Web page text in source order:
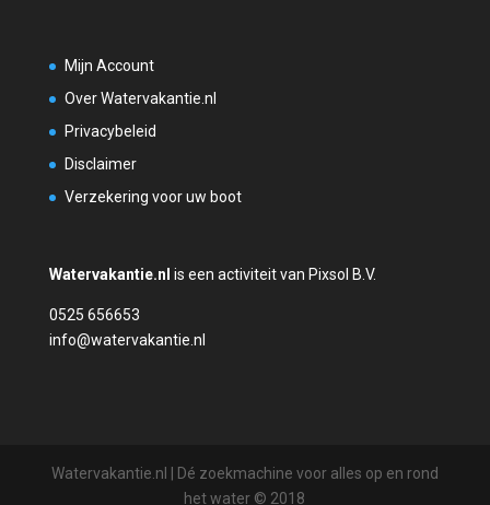
Mijn Account
Over Watervakantie.nl
Privacybeleid
Disclaimer
Verzekering voor uw boot
Watervakantie.nl is een activiteit van Pixsol B.V.
0525 656653
info@watervakantie.nl
Watervakantie.nl | Dé zoekmachine voor alles op en rond
het water © 2018